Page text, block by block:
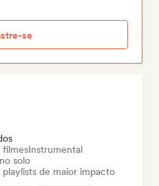
se
filmesInstrumental
solo
de maior impacto